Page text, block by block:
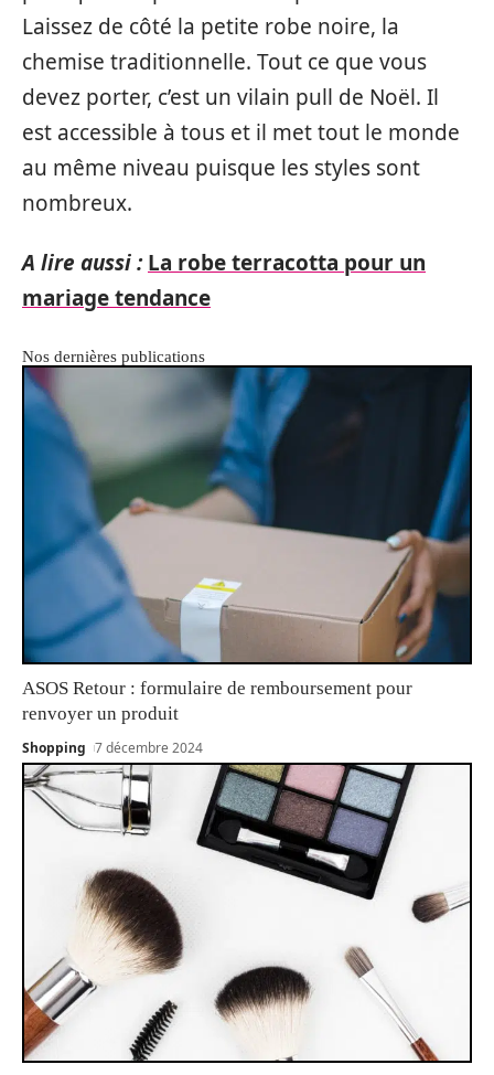
Laissez de côté la petite robe noire, la
chemise traditionnelle. Tout ce que vous
devez porter, c’est un vilain pull de Noël. Il
est accessible à tous et il met tout le monde
au même niveau puisque les styles sont
nombreux.
A lire aussi : La robe terracotta pour un
mariage tendance
Nos dernières publications
ASOS Retour : formulaire de remboursement pour
renvoyer un produit
Shopping 7 décembre 2024